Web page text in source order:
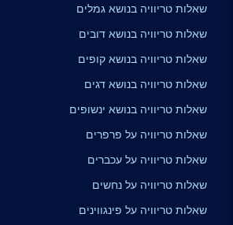
שאלות טריוויה בנושא גמלים
שאלות טריוויה בנושא דובים
שאלות טריוויה בנושא קופים
שאלות טריוויה בנושא דגים
שאלות טריוויה בנושא ינשופים
שאלות טריוויה על פרפרים
שאלות טריוויה על עכברים
שאלות טריוויה על נחשים
שאלות טריוויה על פינגווינים